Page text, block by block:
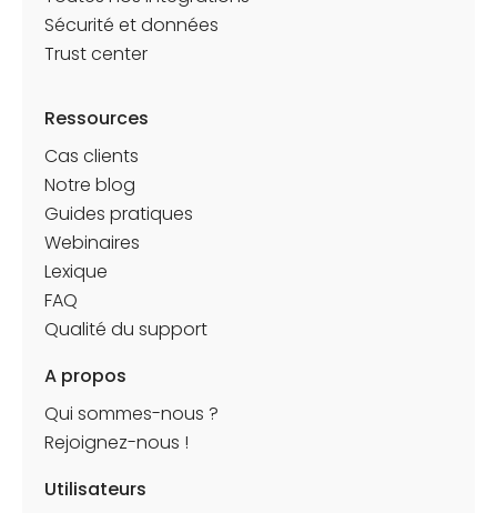
Sécurité et données
Trust center
Ressources
Cas clients
Notre blog
Guides pratiques
Webinaires
Lexique
FAQ
Qualité du support
Utilisateurs
A propos
Qui sommes-nous ?
Rejoignez-nous !